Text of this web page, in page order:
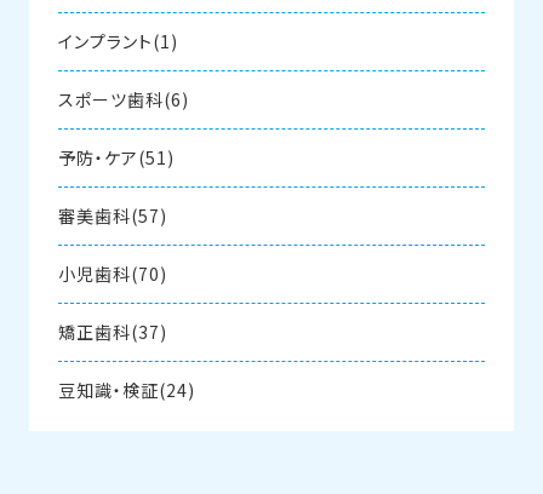
インプラント(1)
スポーツ歯科(6)
予防・ケア(51)
審美歯科(57)
小児歯科(70)
矯正歯科(37)
豆知識・検証(24)